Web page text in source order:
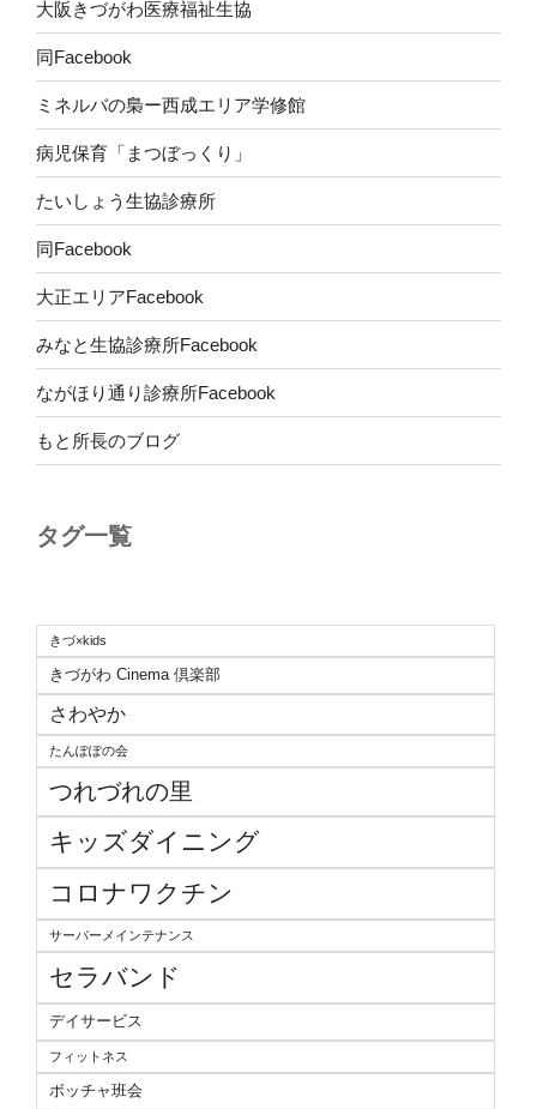
大阪きづがわ医療福祉生協
同Facebook
ミネルバの梟ー西成エリア学修館
病児保育「まつぼっくり」
たいしょう生協診療所
同Facebook
大正エリアFacebook
みなと生協診療所Facebook
ながほり通り診療所Facebook
もと所長のブログ
タグ一覧
きづ×kids
きづがわ Cinema 倶楽部
さわやか
たんぽぽの会
つれづれの里
キッズダイニング
コロナワクチン
サーバーメインテナンス
セラバンド
デイサービス
フィットネス
ボッチャ班会